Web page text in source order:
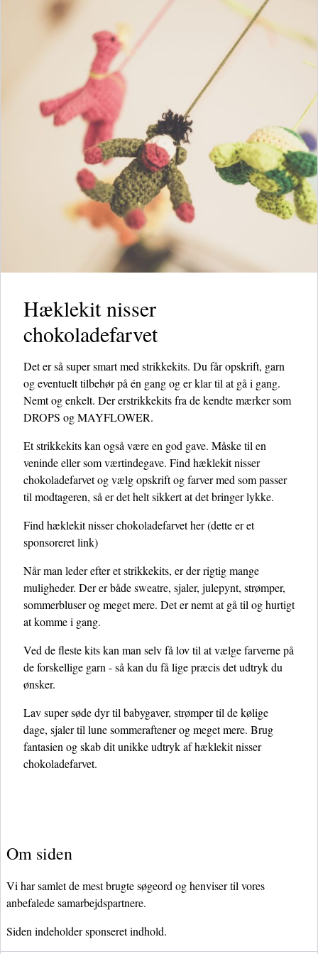
Hæklekit nisser
chokoladefarvet
Det er så super smart med strikkekits. Du får opskrift, garn
og eventuelt tilbehør på én gang og er klar til at gå i gang.
Nemt og enkelt. Der erstrikkekits fra de kendte mærker som
DROPS og MAYFLOWER.
Et strikkekits kan også være en god gave. Måske til en
veninde eller som værtindegave. Find hæklekit nisser
chokoladefarvet og vælg opskrift og farver med som passer
til modtageren, så er det helt sikkert at det bringer lykke.
Find hæklekit nisser chokoladefarvet her(dette er et
sponsoreret link)
Når man leder efter et strikkekits, er der rigtig mange
muligheder. Der er både sweatre, sjaler, julepynt, strømper,
sommerbluser og meget mere. Det er nemt at gå til og hurtigt
at komme i gang.
Ved de fleste kits kan man selv få lov til at vælge farverne på
de forskellige garn - så kan du få lige præcis det udtryk du
ønsker.
Lav super søde dyr til babygaver, strømper til de kølige
dage, sjaler til lune sommeraftener og meget mere. Brug
fantasien og skab dit unikke udtryk af hæklekit nisser
chokoladefarvet.
Om siden
Vi har samlet de mest brugte søgeord og henviser til vores
anbefalede samarbejdspartnere.
Siden indeholder sponseret indhold.